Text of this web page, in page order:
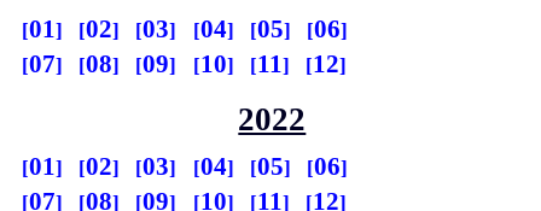
01 02 03 04 05
06
07
08 09 10 11 12
2022
01 02 03 04 05
06
07
08 09 10 11 12